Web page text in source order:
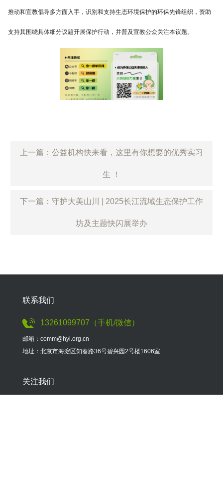
推动和宣教倡导多方面入手，识别和支持生态环境保护的环保先锋组织，资助
支持其围绕具体细分议题开展保护行动，并普及宣教公众关注本议题。
上一篇：公益机构快来看，这里有你想要的优秀实习
生 ！
下一篇：守护大美山川 | 2025长江流域生态保护工作
坊及主题快闪展举办
联系我们
13261099707（手机/微信）
邮箱：comm@hyi.org.cn
地址：北京市海淀区知春路36号碧兴园2号楼1606室
关注我们